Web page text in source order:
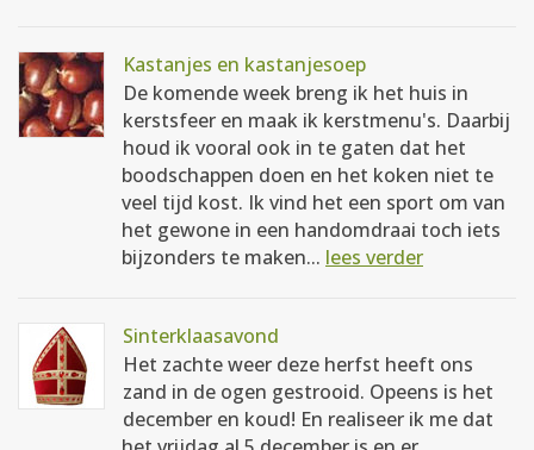
Kastanjes en kastanjesoep
De komende week breng ik het huis in
kerstsfeer en maak ik kerstmenu's. Daarbij
houd ik vooral ook in te gaten dat het
boodschappen doen en het koken niet te
veel tijd kost. Ik vind het een sport om van
het gewone in een handomdraai toch iets
bijzonders te maken... lees verder
Sinterklaasavond
Het zachte weer deze herfst heeft ons
zand in de ogen gestrooid. Opeens is het
december en koud! En realiseer ik me dat